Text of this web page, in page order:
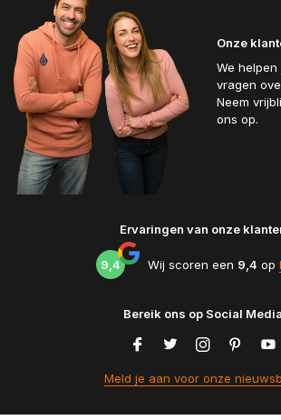
Onze
We
vragen
Neem
ons op.
Ervaringen van onze
9,4 Wij scoren een 9,4 op
Bereik ons op Social Media
Meld je aan voor onze